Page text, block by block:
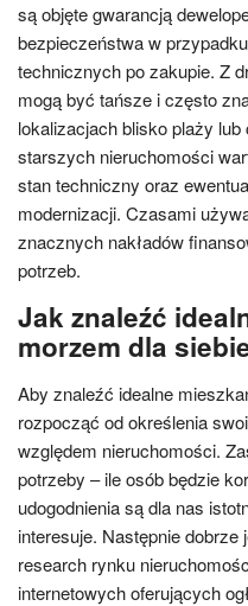
są objęte gwarancją
bezpieczeństwa w
technicznych po zakupie. Z
mogą być tańsze i często
lokalizacjach blisko plaży
starszych nieruchomości
stan techniczny oraz
modernizacji. Czasami
znacznych nakładów
potrzeb.
Jak znaleźć
morzem dla
Aby znaleźć idealne
rozpocząć od określenia
względem nieruchomości.
potrzeby – ile osób będzie
udogodnienia są dla nas
interesuje. Następnie dobrze
research rynku
internetowych oferujących